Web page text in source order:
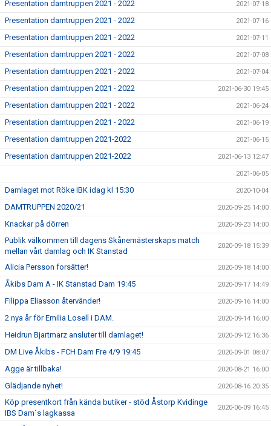
Presentation damtruppen 2021 - 2022 2021-07-18
Presentation damtruppen 2021 - 2022 2021-07-16
Presentation damtruppen 2021 - 2022 2021-07-11
Presentation damtruppen 2021 - 2022 2021-07-08
Presentation damtruppen 2021 - 2022 2021-07-04
Presentation damtruppen 2021 - 2022 2021-06-30 19:45
Presentation damtruppen 2021 - 2022 2021-06-24
Presentation damtruppen 2021 - 2022 2021-06-19
Presentation damtruppen 2021-2022 2021-06-15
Presentation damtruppen 2021-2022 2021-06-13 12:47
2021-06-05
Damlaget mot Röke IBK idag kl 15:30 2020-10-04
DAMTRUPPEN 2020/21 2020-09-25 14:00
Knackar på dörren 2020-09-23 14:00
Publik välkommen till dagens Skånemästerskaps match
mellan vårt damlag och IK Stanstad
2020-09-18 15:39
Alicia Persson forsätter! 2020-09-18 14:00
Åkibs Dam A - IK Stanstad Dam 19:45 2020-09-17 14:49
Filippa Eliasson återvänder! 2020-09-16 14:00
2 nya år för Emilia Losell i DAM. 2020-09-14 16:00
Heidrun Bjartmarz ansluter till damlaget! 2020-09-12 16:36
DM Live Åkibs - FCH Dam Fre 4/9 19:45 2020-09-01 08:07
Agge är tillbaka! 2020-08-21 16:00
Glädjande nyhet! 2020-08-16 20:35
Köp presentkort från kända butiker - stöd Åstorp Kvidinge
IBS Dam´s lagkassa
2020-06-09 16:45